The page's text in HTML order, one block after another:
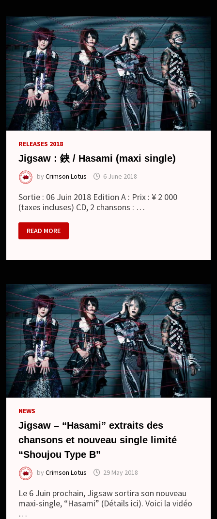
B
(SINGLE)
RELEASES 2018
Jigsaw : 鋏 / Hasami (maxi single)
byCrimson Lotus 6 June 2018
Sortie : 06 Juin 2018 Edition A : Prix : ¥ 2 000
(taxes incluses) CD, 2 chansons : …
JIGSAW
:
鋏
(MAXI
READ MORE
NEWS
Jigsaw – “Hasami” extraits des
chansons et nouveau single limité
“Shoujou Type B”
byCrimson Lotus 29 May 2018
Le 6 Juin prochain, Jigsaw sortira son nouveau
maxi-single, “Hasami” (Détails ici). Voici la vidéo
…